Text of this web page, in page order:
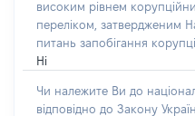
високим рівнем
переліком, затвердженим
питань запобігання
Ні
Чи належите Ви до
відповідно до Закону